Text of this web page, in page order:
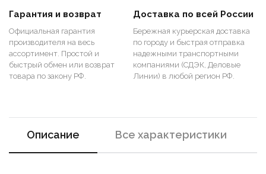
Гарантия и возврат
Официальная гарантия
производителя на весь
ассортимент. Простой и
быстрый обмен или возврат
товара по закону РФ.
Доставка по всей России
Бережная курьерская доставка
по городу и быстрая отправка
надежными транспортными
компаниями (СДЭК, Деловые
Линии) в любой регион РФ.
Описание Все характеристики